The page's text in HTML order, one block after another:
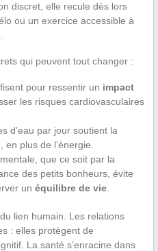
discret, elle recule dès lors
ou un exercice accessible à
qui peuvent tout changer :
pour ressentir un impact
les risques cardiovasculaires
d’eau par jour soutient la
plus de l’énergie.
que ce soit par la
des petits bonheurs, évite
un équilibre de vie.
lien humain. Les relations
: elles protègent de
La santé s’enracine dans